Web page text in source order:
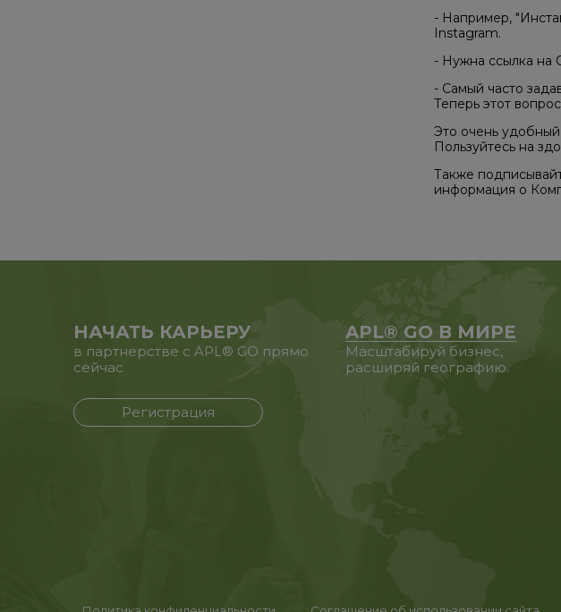
- Например,
Instagram.
- Нужна ссылка на
- Самый часто
Теперь этот
Это очень
Пользуйтесь на
Также
информация о
НАЧАТЬ КАРЬЕРУ
в партнерстве с APL® GO прямо
сейчас
Регистрация
APL® GO В МИРЕ
Масштабируй бизнес,
расширяй географию.